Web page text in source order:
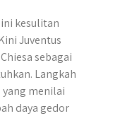
kesulitan
Juventus
sebagai
Langkah
yang menilai
daya gedor